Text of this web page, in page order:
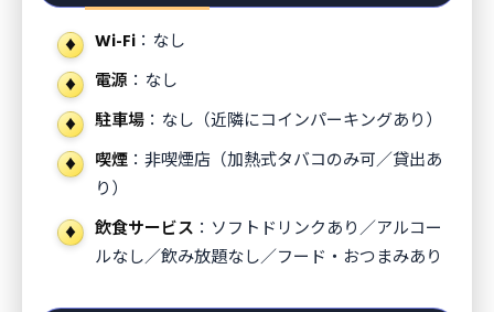
Wi-Fi ：なし
電源 ：なし
駐車場 ：なし（近隣にコインパーキングあり）
喫煙 ：非喫煙店（加熱式タバコのみ可／貸出あ
り）
飲食サービス ：ソフトドリンクあり／アルコー
ルなし／飲み放題なし／フード・おつまみあり